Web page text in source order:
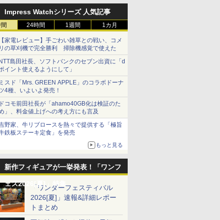
Impress Watchシリーズ 人気記事
24時間 1週間 1カ月
家電レビュー】手ごわい雑草との戦い、コメ
の草刈機で完全勝利 掃除機感覚で使えた
島田社長、ソフトバンクのセブン出資に「d
イント使えるようにして」
スド「Mrs. GREEN APPLE」のコラボドーナ
4種、いよいよ発売！
コモ前田社長が「ahamo40GB化は検証のた
」、料金値上げへの考え方にも言及
野家、牛リブロースを熱々で提供する「極旨
鉄板ステーキ定食」を発売
もっと見る
新作フィギュアが一挙発表！「ワンフ
ェス2026[夏]」特集「ワンダーフェスティバル
2026[夏]」速報&詳細レポー
トまとめ